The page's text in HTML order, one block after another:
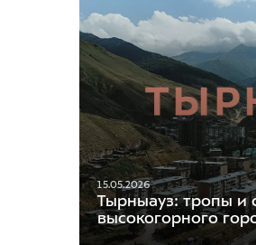
15.05.2026
Тырныауз: тропы и
высокогорного